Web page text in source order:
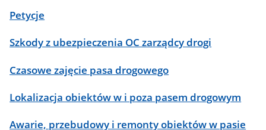
Petycje
Szkody z ubezpieczenia OC zarządcy drogi
Czasowe zajęcie pasa drogowego
Lokalizacja obiektów w i poza pasem drogowym
Awarie, przebudowy i remonty obiektów w pasie